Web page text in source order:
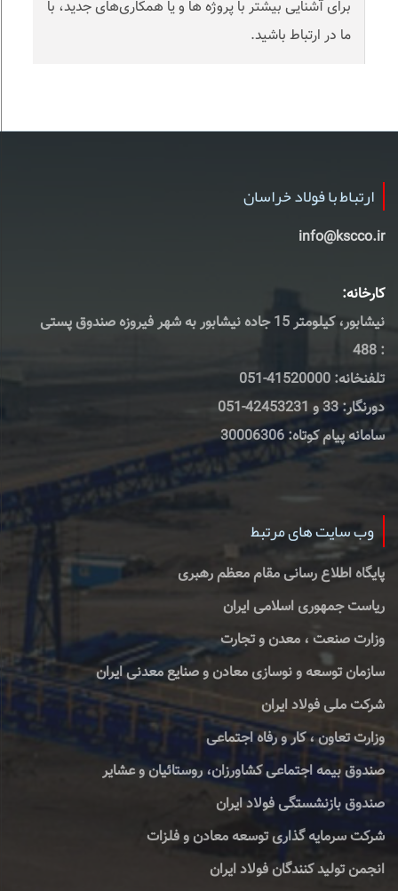
برای آشنایی بیشتر با پروژه ها و یا همکاری‌های جدید، با
ما در ارتباط باشید.
ارتباط با فولاد خراسان
info@kscco.ir
کارخانه:
نیشابور، کیلومتر 15 جاده نیشابور به شهر فیروزه صندوق پستی
: 488
تلفنخانه: 41520000-051
دورنگار: 33 و 42453231-051
سامانه پیام کوتاه: 30006306
وب سایت های مرتبط
پایگاه اطلاع رسانی مقام معظم رهبری
ریاست جمهوری اسلامی ایران
وزارت صنعت ، معدن و تجارت
سازمان توسعه و نوسازی معادن و صنایع معدنی ایران
شرکت ملی فولاد ایران
وزارت تعاون ، کار و رفاه اجتماعی
صندوق بیمه اجتماعی کشاورزان، روستائیان و عشایر
صندوق بازنشستگی فولاد ایران
شرکت سرمایه گذاری توسعه معادن و فلزات
انجمن تولید کنندگان فولاد ایران